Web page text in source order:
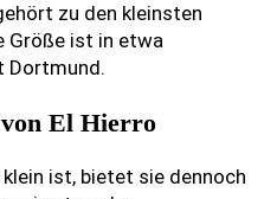
zu den kleinsten
Größe ist in etwa
Dortmund.
von El Hierro
ist, bietet sie dennoch